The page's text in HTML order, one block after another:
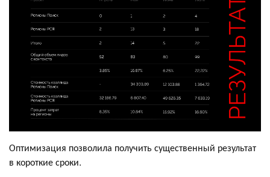
Оптимизация позволила получить существенный результат
в короткие сроки.